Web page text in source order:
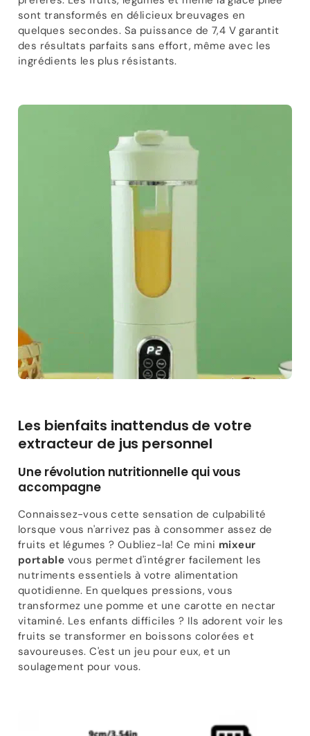
sont transformés en délicieux breuvages en
quelques secondes. Sa puissance de 7,4 V garantit
des résultats parfaits sans effort, même avec les
ingrédients les plus résistants.
Les bienfaits inattendus de votre
extracteur de jus personnel
Une révolution nutritionnelle qui vous
accompagne
Connaissez-vous cette sensation de culpabilité
lorsque vous n'arrivez pas à consommer assez de
fruits et légumes ? Oubliez-la! Ce mini mixeur
portable vous permet d'intégrer facilement les
nutriments essentiels à votre alimentation
quotidienne. En quelques pressions, vous
transformez une pomme et une carotte en nectar
vitaminé. Les enfants difficiles ? Ils adorent voir les
fruits se transformer en boissons colorées et
savoureuses. C'est un jeu pour eux, et un
soulagement pour vous.